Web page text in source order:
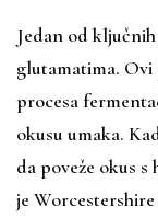
Jedan od
glutamatima.
procesa
okusu umaka.
da poveže okus
je